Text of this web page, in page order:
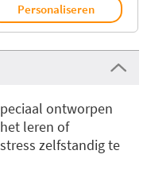
Personaliseren
ontworpen
leren of
zelfstandig te